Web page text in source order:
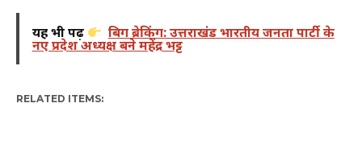
यह भी पढ़ें बिग ब्रेकिंग: उत्तराखंड भारतीय जनता पार्टी के
नए प्रदेश अध्यक्ष बने महेंद्र भट्ट
RELATED ITEMS: